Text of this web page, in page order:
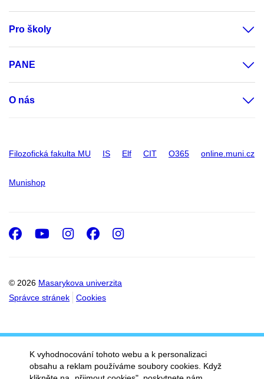
Pro školy
PANE
O nás
Filozofická fakulta MU IS Elf CIT O365 online.muni.cz
Munishop
© 2026 Masarykova univerzita
Správce stránek
Cookies
Facebook
Youtube
Instagram
Facebook
Instagram
K vyhodnocování tohoto webu a k personalizaci
obsahu a reklam používáme soubory cookies. Když